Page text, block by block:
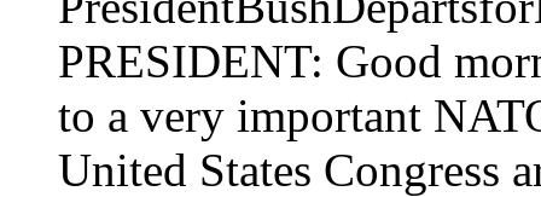
PRESIDENT: Good
to a very important
United States Congress